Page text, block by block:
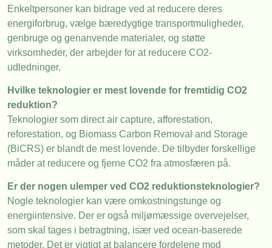
Enkeltpersoner kan bidrage ved at reducere deres
energiforbrug, vælge bæredygtige transportmuligheder,
genbruge og genanvende materialer, og støtte
virksomheder, der arbejder for at reducere CO2-
udledninger.
Hvilke teknologier er mest lovende for fremtidig CO2
reduktion?
Teknologier som direct air capture, afforestation,
reforestation, og Biomass Carbon Removal and Storage
(BiCRS) er blandt de mest lovende. De tilbyder forskellige
måder at reducere og fjerne CO2 fra atmosfæren på.
Er der nogen ulemper ved CO2 reduktionsteknologier?
Nogle teknologier kan være omkostningstunge og
energiintensive. Der er også miljømæssige overvejelser,
som skal tages i betragtning, især ved ocean-baserede
metoder. Det er vigtigt at balancere fordelene mod